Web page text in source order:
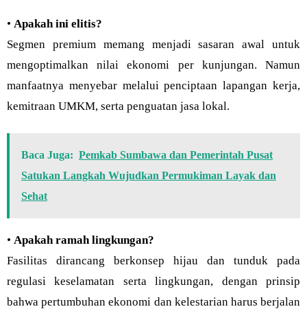
• Apakah ini elitis?
Segmen premium memang menjadi sasaran awal untuk
mengoptimalkan nilai ekonomi per kunjungan. Namun
manfaatnya menyebar melalui penciptaan lapangan kerja,
kemitraan UMKM, serta penguatan jasa lokal.
Baca Juga: Pemkab Sumbawa dan Pemerintah Pusat
Satukan Langkah Wujudkan Permukiman Layak dan
Sehat
• Apakah ramah lingkungan?
Fasilitas dirancang berkonsep hijau dan tunduk pada
regulasi keselamatan serta lingkungan, dengan prinsip
bahwa pertumbuhan ekonomi dan kelestarian harus berjalan